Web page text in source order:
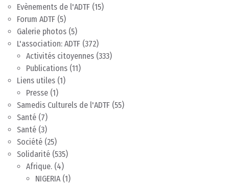
Evènements de l'ADTF (15)
Forum ADTF (5)
Galerie photos (5)
L'association: ADTF (372)
Activités citoyennes (333)
Publications (11)
Liens utiles (1)
Presse (1)
Samedis Culturels de l'ADTF (55)
Santé (7)
Santé (3)
Société (25)
Solidarité (535)
Afrique. (4)
NIGERIA(1)